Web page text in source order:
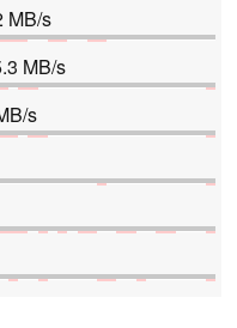
MB/s
MB/s
s